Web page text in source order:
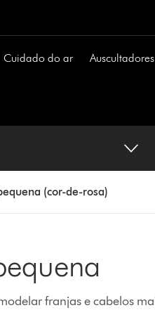
Cuidado do ar Auscultadores
(cor-de-rosa)
franjas e cabelos